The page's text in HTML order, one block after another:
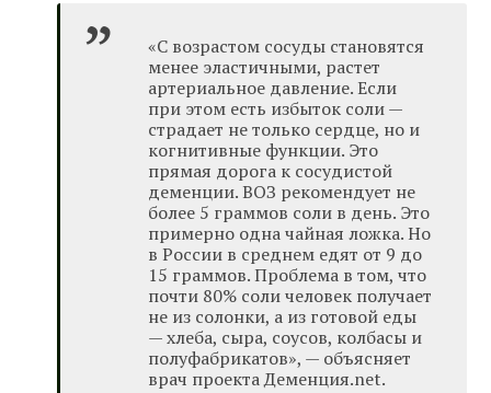
«С возрастом сосуды становятся
менее эластичными, растет
артериальное давление. Если
при этом есть избыток соли —
страдает не только сердце, но и
когнитивные функции. Это
прямая дорога к сосудистой
деменции. ВОЗ рекомендует не
более 5 граммов соли в день. Это
примерно одна чайная ложка. Но
в России в среднем едят от 9 до
15 граммов. Проблема в том, что
почти 80% соли человек получает
не из солонки, а из готовой еды
— хлеба, сыра, соусов, колбасы и
полуфабрикатов», — объясняет
врач проекта Деменция.net.